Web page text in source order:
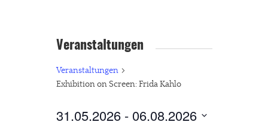
Veranstaltungen
Veranstaltungen
Exhibition on Screen: Frida Kahlo
31.05.2026 - 06.08.2026